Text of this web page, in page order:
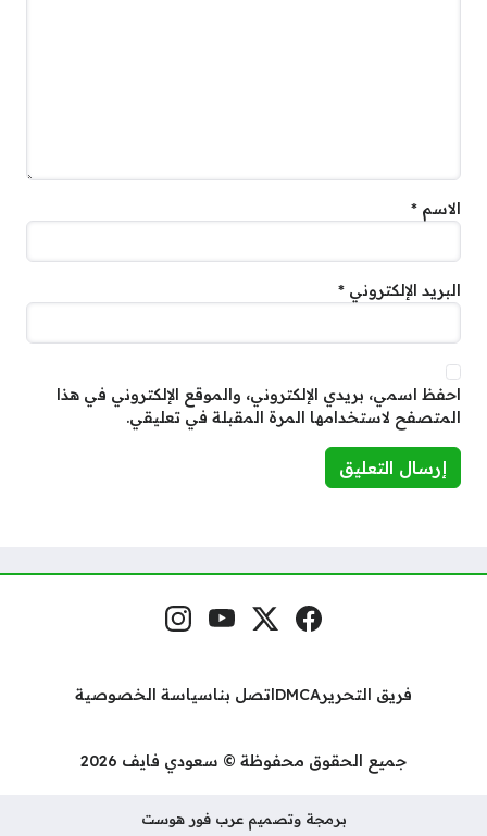
الاسم *
البريد الإلكتروني *
احفظ اسمي، بريدي الإلكتروني، والموقع الإلكتروني في هذا
المتصفح لاستخدامها المرة المقبلة في تعليقي.
مواقع التواصل فيسبوكمنصة إكس
يوتيوبإنستغرام
فريق التحريرDMCAاتصل بناسياسة الخصوصية
جميع الحقوق محفوظة © سعودي فايف 2026
برمجة وتصميم عرب فور هوست